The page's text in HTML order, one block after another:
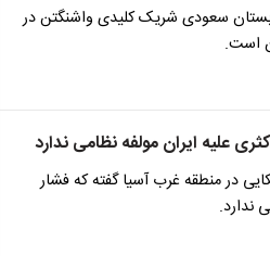
سعودی شریک کلیدی واشنگتن در
است.
علیه ایران مولفه نظامی ندارد
در منطقه غرب آسیا گفته که فشار
ندارد.